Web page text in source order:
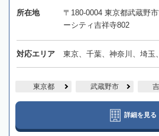
所在地
〒180-0004 東京都武蔵野
ーシティ吉祥寺802
対応エリア 東京、千葉、神奈川、埼玉
東京都 武蔵野市
詳細を見る